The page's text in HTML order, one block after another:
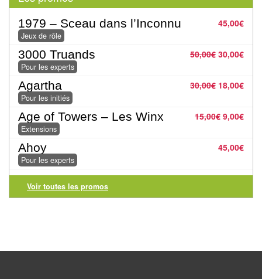
Pour
les
enfants
Pour
la
famille
Pour
les
initiés
Pour
les
solitaire
45,00€
1979 – Sceau dans l’Inconnu
Jeux de rôle
50,00€ 30,00€
3000 Truands
Pour les experts
30,00€ 18,00€
Agartha
Pour les initiés
15,00€ 9,00€
Age of Towers – Les Winx
Extensions
45,00€
Ahoy
Pour les experts
Voir toutes les promos